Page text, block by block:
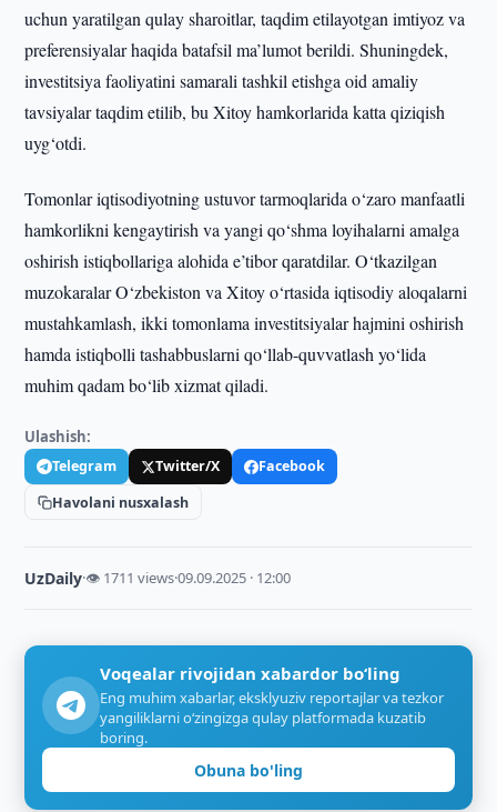
uchun yaratilgan qulay sharoitlar, taqdim etilayotgan imtiyoz va
preferensiyalar haqida batafsil ma’lumot berildi. Shuningdek,
investitsiya faoliyatini samarali tashkil etishga oid amaliy
tavsiyalar taqdim etilib, bu Xitoy hamkorlarida katta qiziqish
uyg‘otdi.
Tomonlar iqtisodiyotning ustuvor tarmoqlarida o‘zaro manfaatli
hamkorlikni kengaytirish va yangi qo‘shma loyihalarni amalga
oshirish istiqbollariga alohida e’tibor qaratdilar. O‘tkazilgan
muzokaralar O‘zbekiston va Xitoy o‘rtasida iqtisodiy aloqalarni
mustahkamlash, ikki tomonlama investitsiyalar hajmini oshirish
hamda istiqbolli tashabbuslarni qo‘llab-quvvatlash yo‘lida
muhim qadam bo‘lib xizmat qiladi.
Ulashish:
Telegram Twitter/X
Facebook
Havolani nusxalash
UzDaily·👁 1711 views·09.09.2025 · 12:00
Voqealar rivojidan xabardor bo‘ling
Eng muhim xabarlar, eksklyuziv reportajlar va tezkor
yangiliklarni o‘zingizga qulay platformada kuzatib
boring.
Obuna bo'ling